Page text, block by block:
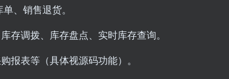
、销售退货。
存调拨、库存盘点、实时库存查询。
报表等（具体视源码功能）。